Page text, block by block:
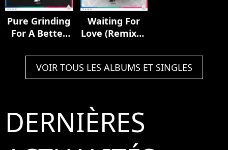
Pure Grinding
For A Better
Waiting For
Love (Remixes
VOIR TOUS LES ALBUMS ET SINGLES
DERNIÈRES